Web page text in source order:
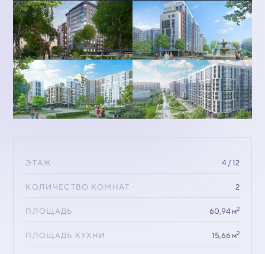
ЭТАЖ 4 / 12
КОЛИЧЕСТВО КОМНАТ 2
ПЛОЩАДЬ 60,94 м2
ПЛОЩАДЬ КУХНИ 15,66 м2